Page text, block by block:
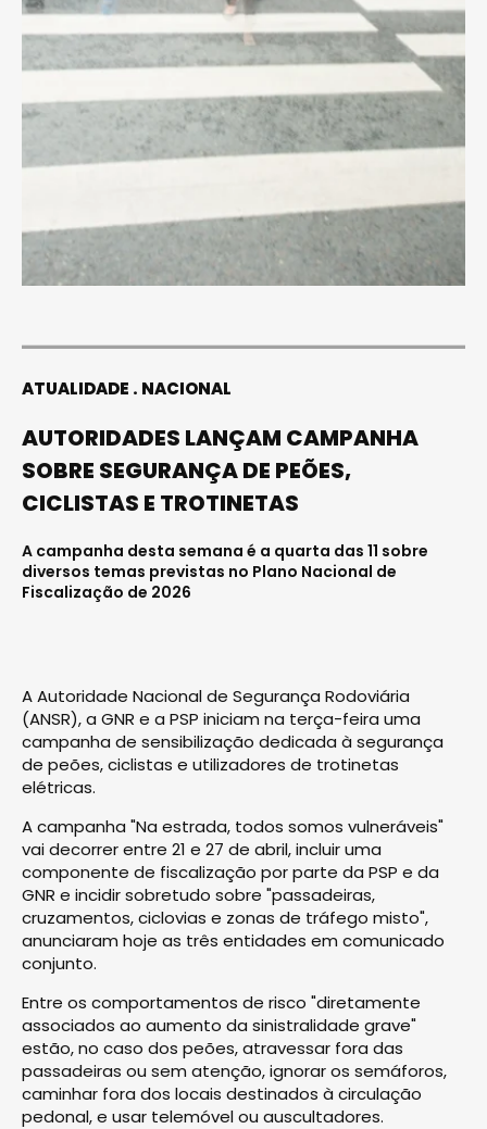
ATUALIDADE NACIONAL
AUTORIDADES LANÇAM CAMPANHA
SOBRE SEGURANÇA DE PEÕES,
CICLISTAS E TROTINETAS
A campanha desta semana é a quarta das 11 sobre
diversos temas previstas no Plano Nacional de
Fiscalização de 2026
A Autoridade Nacional de Segurança Rodoviária
(ANSR), a GNR e a PSP iniciam na terça-feira uma
campanha de sensibilização dedicada à segurança
de peões, ciclistas e utilizadores de trotinetas
elétricas.
A campanha "Na estrada, todos somos vulneráveis"
vai decorrer entre 21 e 27 de abril, incluir uma
componente de fiscalização por parte da PSP e da
GNR e incidir sobretudo sobre "passadeiras,
cruzamentos, ciclovias e zonas de tráfego misto",
anunciaram hoje as três entidades em comunicado
conjunto.
Entre os comportamentos de risco "diretamente
associados ao aumento da sinistralidade grave"
estão, no caso dos peões, atravessar fora das
passadeiras ou sem atenção, ignorar os semáforos,
caminhar fora dos locais destinados à circulação
pedonal, e usar telemóvel ou auscultadores.